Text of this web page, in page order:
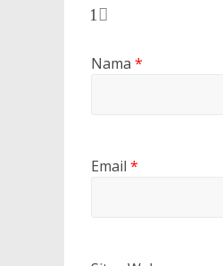
1
Nama *
Email *